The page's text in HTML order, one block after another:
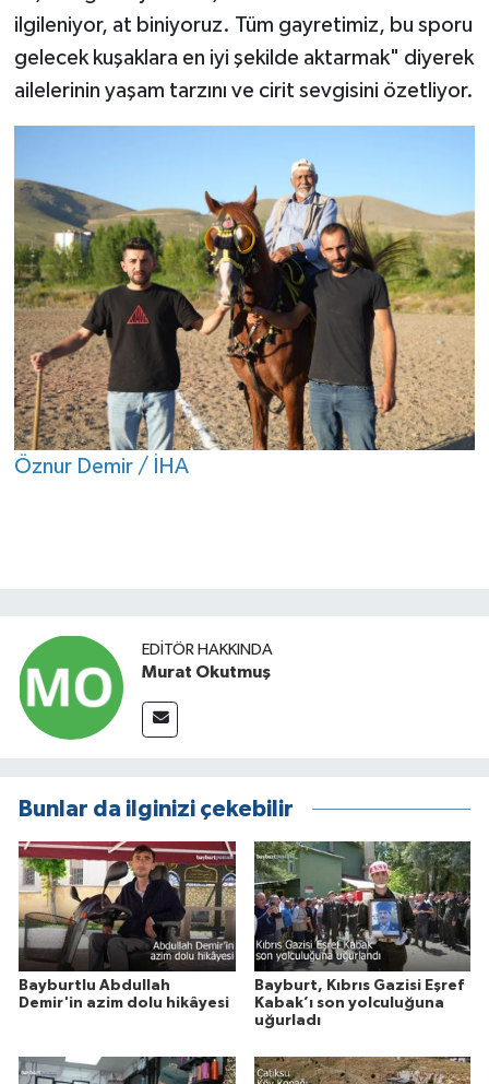
ilgileniyor, at biniyoruz. Tüm gayretimiz, bu sporu
gelecek kuşaklara en iyi şekilde aktarmak" diyerek
ailelerinin yaşam tarzını ve cirit sevgisini özetliyor.
Öznur Demir / İHA
EDITÖR HAKKINDA
Murat Okutmuş
Bunlar da ilginizi çekebilir
Bayburtlu Abdullah
Demir'in azim dolu hikâyesi
Bayburt, Kıbrıs Gazisi Eşref
Kabak’ı son yolculuğuna
uğurladı